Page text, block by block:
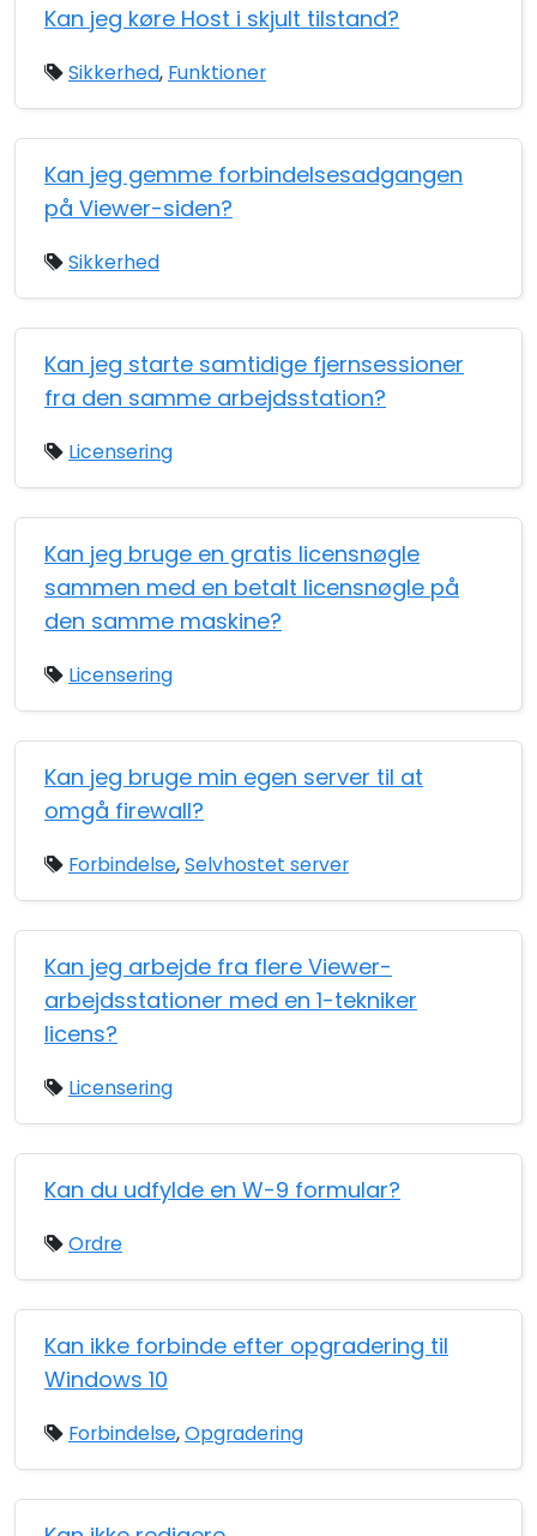
Kan jeg køre Host i skjult tilstand?
Sikkerhed, Funktioner
Kan jeg gemme forbindelsesadgangen
på Viewer-siden?
Sikkerhed
Kan jeg starte samtidige fjernsessioner
fra den samme arbejdsstation?
Licensering
Kan jeg bruge en gratis licensnøgle
sammen med en betalt licensnøgle på
den samme maskine?
Licensering
Kan jeg bruge min egen server til at
omgå firewall?
Forbindelse,Selvhostet server
Kan jeg arbejde fra flere Viewer-
arbejdsstationer med en 1-tekniker
licens?
Licensering
Kan du udfylde en W-9 formular?
Ordre
Kan ikke forbinde efter opgradering til
Windows 10
Forbindelse,Opgradering